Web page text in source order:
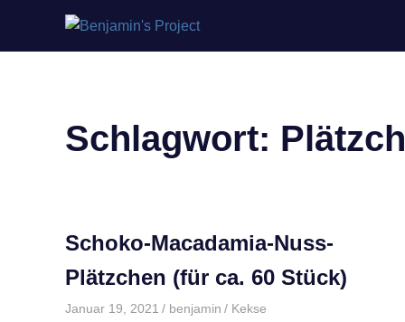
Schlagwort:
Schoko-Macadamia-Nuss-
Plätzchen (für ca. 60 Stück)
Januar 19, 2021 benjamin Kekse